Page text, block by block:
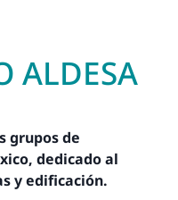
ALDESA
grupos de
dedicado al
y edificación.